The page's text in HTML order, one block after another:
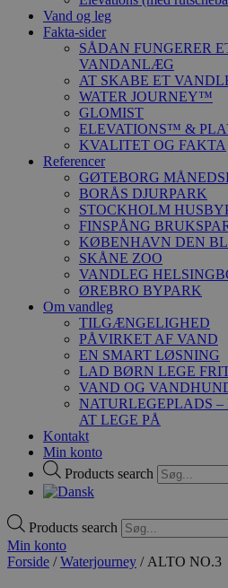
Vand og leg
Fakta-sider
SÅDAN FUNGERER
VANDANLÆG
AT SKABE ET
WATER JOURNEY™
GLOMIST
ELEVATIONS™ &
KVALITET OG FAKTA
Referencer
GØTEBORG
BORÅS DJURPARK
STOCKHOLM
FINSPÅNG
KØBENHAVN DEN
SKÅNE ZOO
VANDLEG
ØREBRO BYPARK
Om vandleg
TILGÆNGELIGHED
PÅVIRKET AF VAND
EN SMART LØSNING
LAD BØRN LEGE
VAND OG
NATURLEGEPLADS
AT LEGE PÅ
Kontakt
Min konto
Products search
Products search
Min konto
Forside /Waterjourney / ALTO NO.3